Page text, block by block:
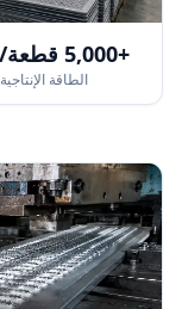
+5,000 قطعة/شهر
الطاقة الإنتاجية